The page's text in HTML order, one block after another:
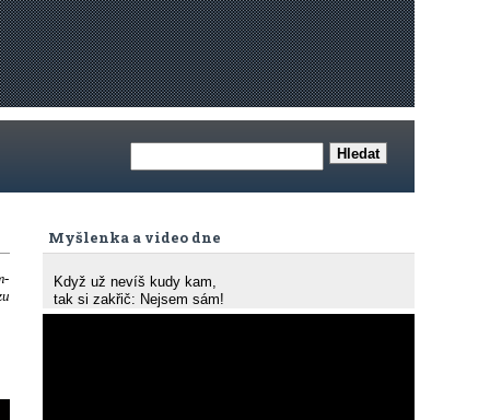
Myšlenka a video dne
Když už nevíš kudy kam,
tak si zakřič: Nejsem sám!